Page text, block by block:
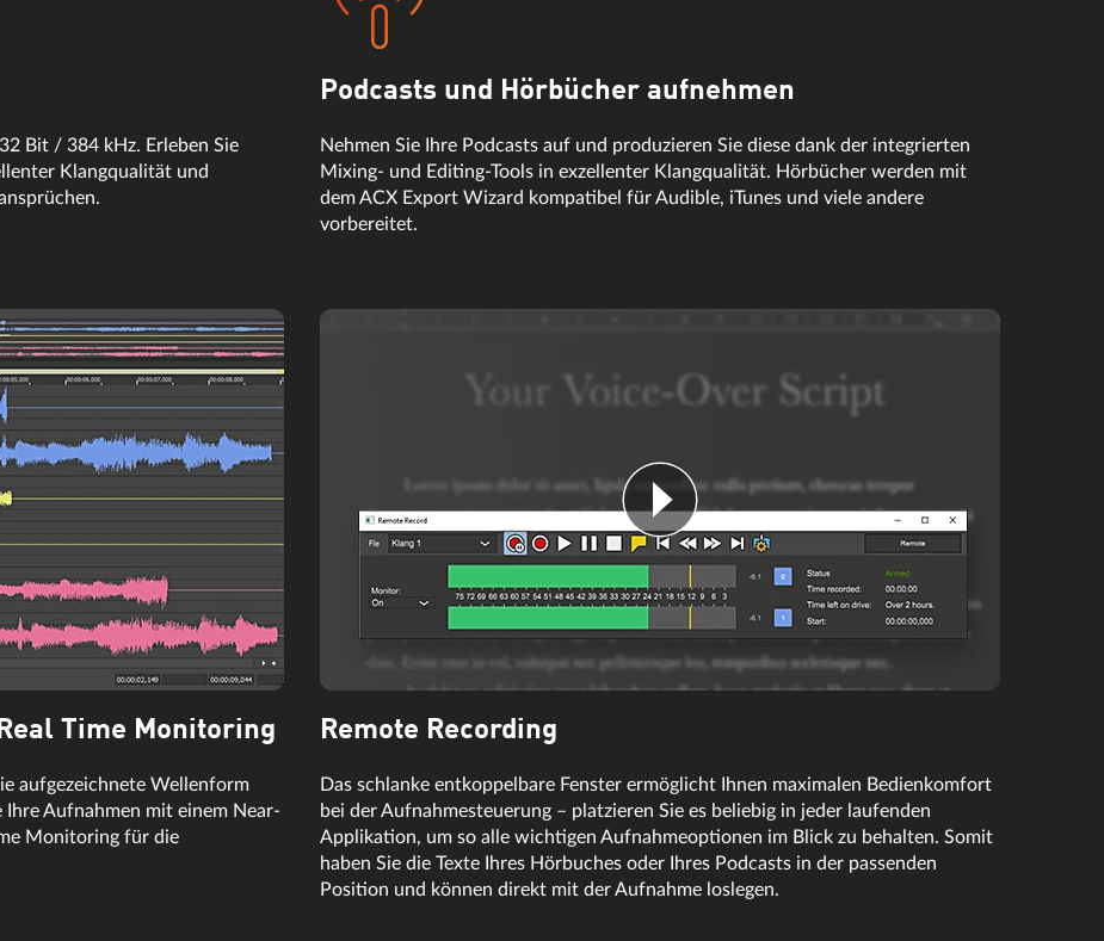
Bit / 384 kHz. Erleben Sie
Klangqualität und
Podcasts und Hörbücher aufnehmen
Nehmen Sie Ihre Podcasts auf und produzieren Sie diese dank der integrierten
Mixing- und Editing-Tools in exzellenter Klangqualität. Hörbücher werden mit
dem ACX Export Wizard kompatibel für Audible, iTunes und viele andere
vorbereitet.
Time Monitoring
aufgezeichnete Wellenform
Aufnahmen mit einem Near-
Monitoring für die
Remote Recording
Das schlanke entkoppelbare Fenster ermöglicht Ihnen maximalen Bedienkomfort
bei der Aufnahmesteuerung – platzieren Sie es beliebig in jeder laufenden
Applikation, um so alle wichtigen Aufnahmeoptionen im Blick zu behalten. Somit
haben Sie die Texte Ihres Hörbuches oder Ihres Podcasts in der passenden
Position und können direkt mit der Aufnahme loslegen.